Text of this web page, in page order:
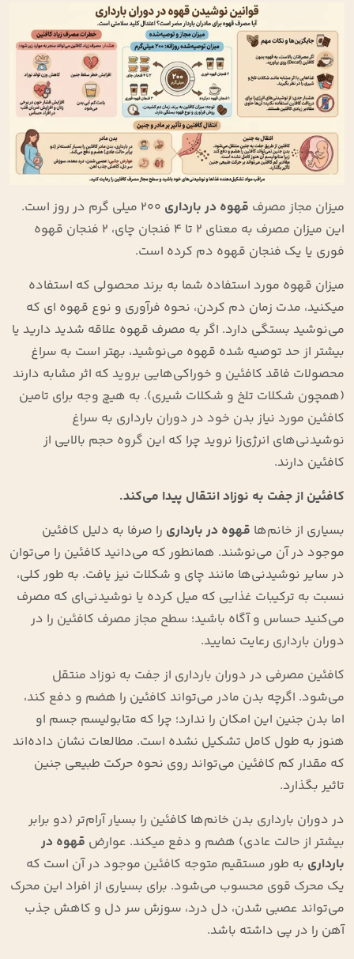
میزان مجاز مصرف قهوه در بارداری
200 میلی گرم در روز است.
این میزان مصرف به معنای 2 تا 4 فنجان چای، 2 فنجان قهوه
فوری یا یک فنجان قهوه دم کرده است.
میزان قهوه مورد استفاده شما به برند محصولی که استفاده
میکنید، مدت زمان دم کردن، نحوه فرآوری و نوع قهوه ای که
می‌نوشید بستگی دارد. اگر به مصرف قهوه علاقه شدید دارید یا
بیشتر از حد توصیه شده قهوه می‌نوشید، بهتر است به سراغ
محصولات فاقد کافئین و خوراکی‌هایی بروید که اثر مشابه دارند
(همچون شکلات تلخ و شکلات شیری). به هیچ وجه برای تامین
کافئین مورد نیاز بدن خود در دوران بارداری به سراغ
نوشیدنی‌های انرژی‌زا نروید چرا که این گروه حجم بالایی از
کافئین دارند.
کافئین از جفت به نوزاد انتقال پیدا می‌کند.
بسیاری از خانم‌ها قهوه در بارداری را صرفا به دلیل کافئین
موجود در آن می‌نوشند. همانطور که می‌دانید کافئین را می‌توان
در سایر نوشیدنی‌ها مانند چای و شکلات نیز یافت. به طور کلی،
نسبت به ترکیبات غذایی که میل کرده یا نوشیدنی‌ای که مصرف
می‌کنید حساس و آگاه باشید؛ سطح مجاز مصرف کافئین را در
دوران بارداری رعایت نمایید.
کافئین مصرفی در دوران بارداری از جفت به نوزاد منتقل
می‌شود. اگرچه بدن مادر می‌تواند کافئین را هضم و دفع کند،
اما بدن جنین این امکان را ندارد؛ چرا که متابولیسم جسم او
هنوز به طول کامل تشکیل نشده است. مطالعات نشان داده‌اند
که مقدار کم کافئین می‌تواند روی نحوه حرکت طبیعی جنین
تاثیر بگذارد.
در دوران بارداری بدن خانم‌ها کافئین را بسیار آرام‌تر (دو برابر
بیشتر از حالت عادی) هضم و دفع میکند. عوارض قهوه در
بارداری به طور مستقیم متوجه کافئین موجود در آن است که
یک محرک قوی محسوب می‌شود. برای بسیاری از افراد این محرک
می‌تواند عصبی شدن، دل درد، سوزش سر دل و کاهش جذب
آهن را در پی داشته باشد.